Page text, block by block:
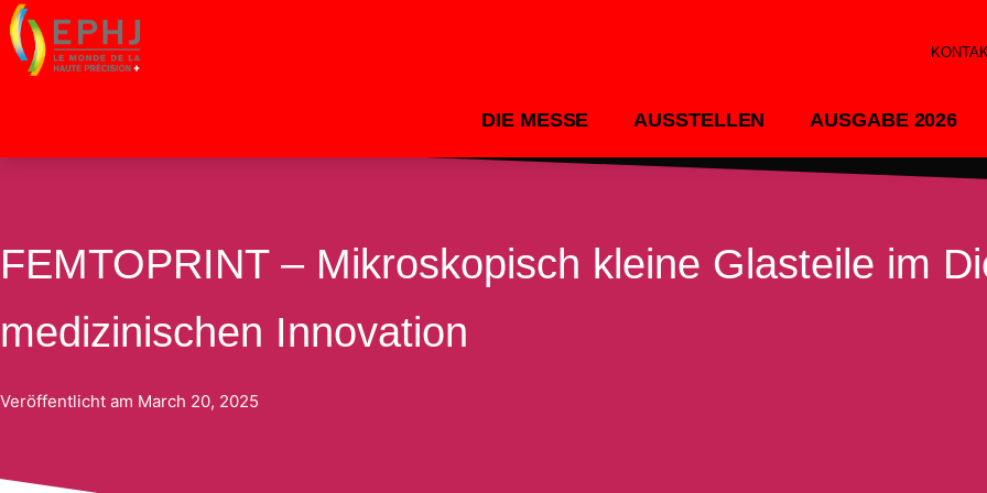
DIE MESSE AUSSTELLEN AUSGABE 2026
Von dacosta/ 20 March 2025
FEMTOPRINT – Mikroskopisch kleine Glasteile im
medizinischen Innovation
Veröffentlicht am March 20, 2025